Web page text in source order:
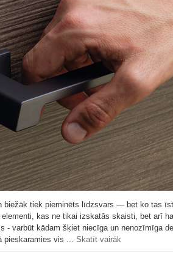
biežāk tiek pieminēts līdzsvars — bet ko tas
kas ne tikai izskatās skaisti, bet arī
- varbūt kādam šķiet niecīga un nenozīmīga
pieskaramies vis ... Skatīt vairāk